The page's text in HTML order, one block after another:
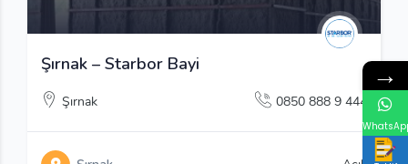
Şırnak – Starbor Bayi
Şırnak 0850 888 9 444
→